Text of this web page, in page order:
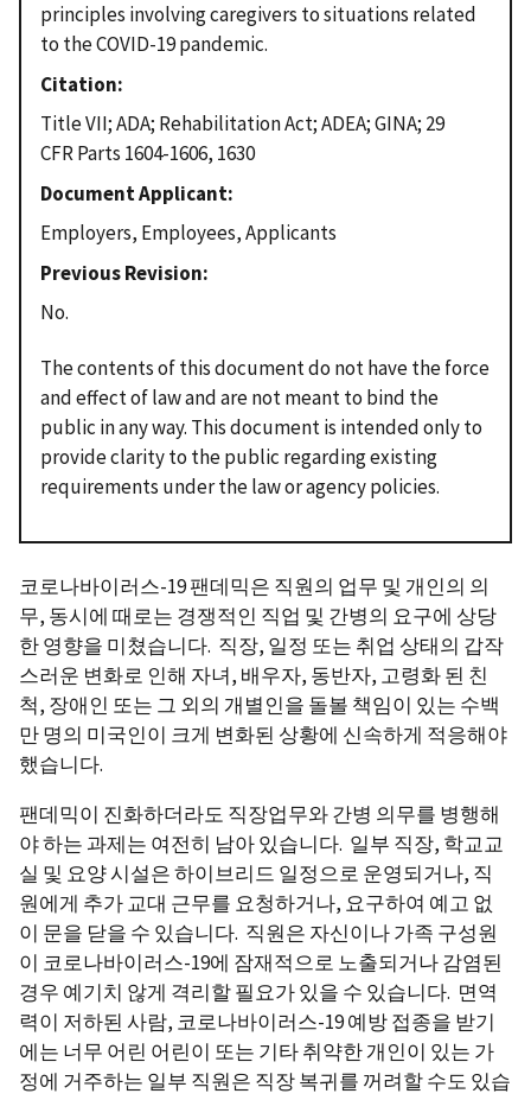
principles involving caregivers to situations related
to the COVID-19 pandemic.
Citation
Title VII; ADA; Rehabilitation Act; ADEA; GINA; 29
CFR Parts 1604-1606, 1630
Document Applicant
Employers, Employees, Applicants
Previous Revision
No.
The contents of this document do not have the force
and effect of law and are not meant to bind the
public in any way. This document is intended only to
provide clarity to the public regarding existing
requirements under the law or agency policies.
코로나바이러스-19 팬데믹은 직원의 업무 및 개인의 의
무, 동시에 때로는 경쟁적인 직업 및 간병의 요구에 상당
한 영향을 미쳤습니다. 직장, 일정 또는 취업 상태의 갑작
스러운 변화로 인해 자녀, 배우자, 동반자, 고령화 된 친
척, 장애인 또는 그 외의 개별인을 돌볼 책임이 있는 수백
만 명의 미국인이 크게 변화된 상황에 신속하게 적응해야
했습니다.
팬데믹이 진화하더라도 직장업무와 간병 의무를 병행해
야 하는 과제는 여전히 남아 있습니다. 일부 직장, 학교교
실 및 요양 시설은 하이브리드 일정으로 운영되거나, 직
원에게 추가 교대 근무를 요청하거나, 요구하여 예고 없
이 문을 닫을 수 있습니다. 직원은 자신이나 가족 구성원
이 코로나바이러스-19에 잠재적으로 노출되거나 감염된
경우 예기치 않게 격리할 필요가 있을 수 있습니다. 면역
력이 저하된 사람, 코로나바이러스-19 예방 접종을 받기
에는 너무 어린 어린이 또는 기타 취약한 개인이 있는 가
정에 거주하는 일부 직원은 직장 복귀를 꺼려할 수도 있습